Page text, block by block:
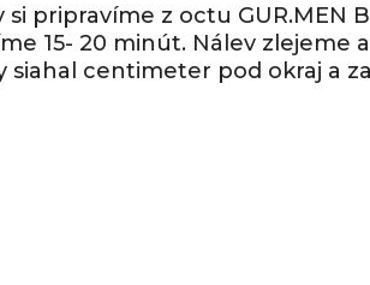
pripravíme z octu GUR.MEN
15- 20 minút. Nálev zlejeme
centimeter pod okraj a